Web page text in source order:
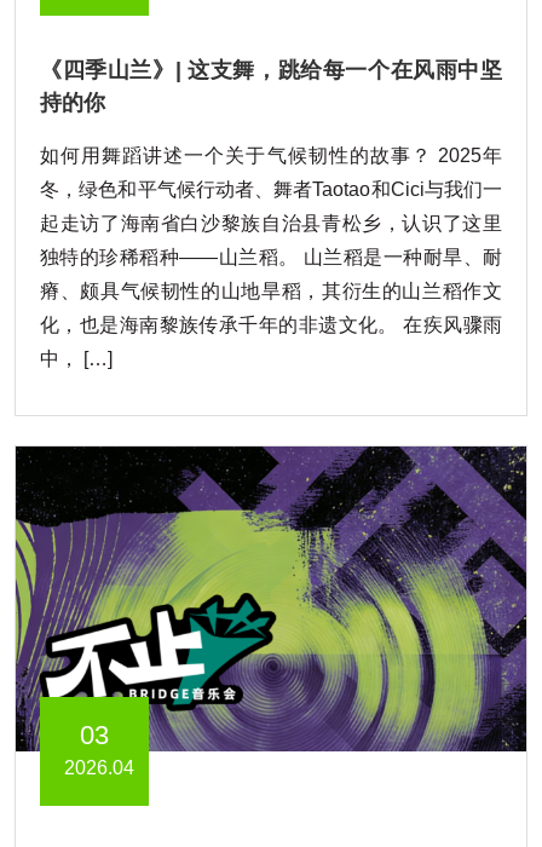
《四季山兰》| 这支舞，跳给每一个在风雨中坚
持的你
如何用舞蹈讲述一个关于气候韧性的故事？ 2025年
冬，绿色和平气候行动者、舞者Taotao和Cici与我们一
起走访了海南省白沙黎族自治县青松乡，认识了这里
独特的珍稀稻种——山兰稻。 山兰稻是一种耐旱、耐
瘠、颇具气候韧性的山地旱稻，其衍生的山兰稻作文
化，也是海南黎族传承千年的非遗文化。 在疾风骤雨
中， […]
03
2026.04